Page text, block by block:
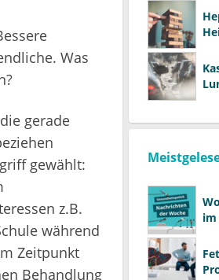
Was
gerade
gewählt:
z.B.
während
Zeitpunkt
Behandlung
im